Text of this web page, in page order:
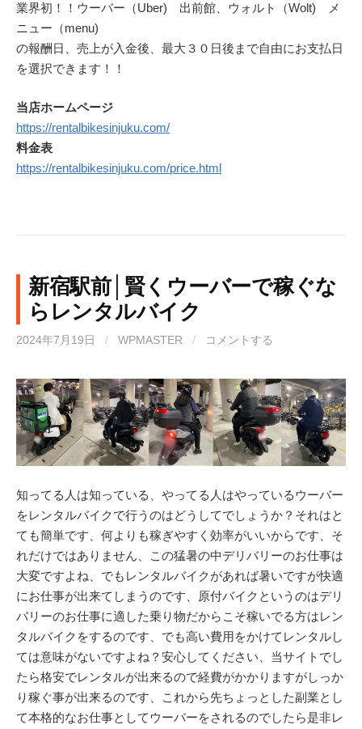
業界初！！ウーバー（Uber) 出前館、ウォルト（Wolt) メ
ニュー（menu)
の報酬日、売上が入金後、最大３０日後まで自由にお支払日
を選択できます！！
当店ホームページ
https://rentalbikesinjuku.com/
料金表
https://rentalbikesinjuku.com/price.html
新宿駅前│賢くウーバーで稼ぐな
らレンタルバイク
2024年7月19日 / WPMASTER / コメントする
知ってる人は知っている、やってる人はやっているウーバー
をレンタルバイクで行うのはどうしてでしょうか？それはと
ても簡単です、何よりも稼ぎやすく効率がいいからです、そ
れだけではありません、この猛暑の中デリバリーのお仕事は
大変ですよね、でもレンタルバイクがあれば暑いですが快適
にお仕事が出来てしまうのです、原付バイクというのはデリ
バリーのお仕事に適した乗り物だからこそ稼いでる方はレン
タルバイクをするのです、でも高い費用をかけてレンタルし
ては意味がないですよね？安心してください、当サイトでし
たら格安でレンタルが出来るので経費がかかりますがしっか
り稼ぐ事が出来るのです、これから先ちょっとした副業とし
て本格的なお仕事としてウーバーをされるのでしたら是非レ